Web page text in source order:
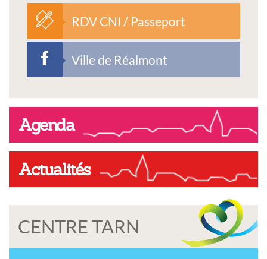
RDV CNI / Passeport
Ville de Réalmont
Agenda
Actualités
CENTRE TARN